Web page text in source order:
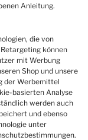
Anleitung.
die von
können
mit Werbung
Shop und unsere
der Werbemittel
basierten Analyse
werden auch
und ebenso
unter